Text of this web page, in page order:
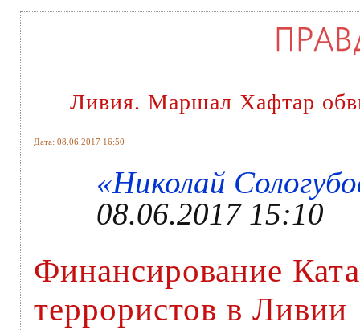
Ливия. Маршал Хафтар
Дата: 08.06.2017 16:50
«Николай
08.06.2017 15:10
Финансирование
террористов в Ливии